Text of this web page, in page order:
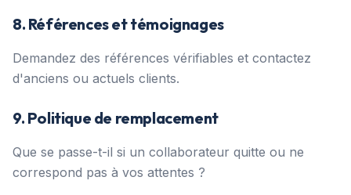
8. Références et témoignages
Demandez des références vérifiables et contactez
d'anciens ou actuels clients.
9. Politique de remplacement
Que se passe-t-il si un collaborateur quitte ou ne
correspond pas à vos attentes ?